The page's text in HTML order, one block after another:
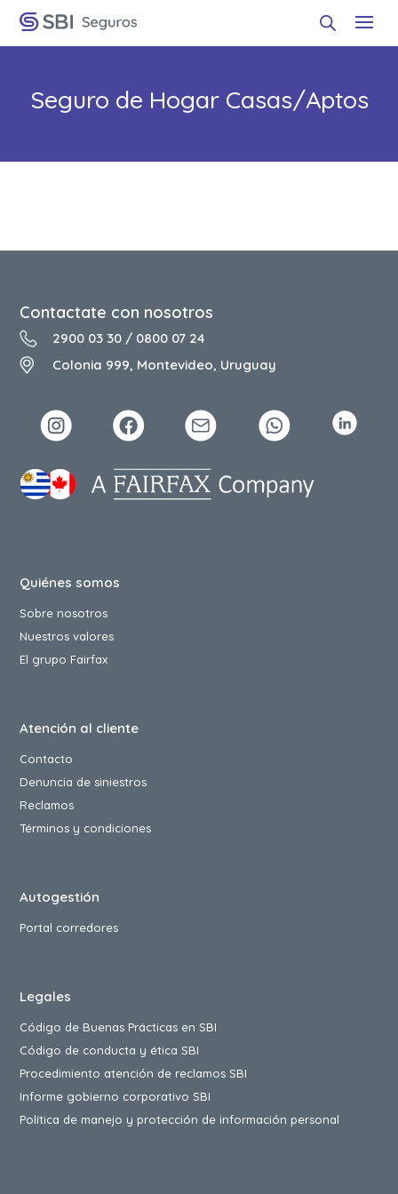
Seguro de Hogar Casas/Aptos
Contactate con nosotros
2900 03 30 / 0800 07 24
Colonia 999, Montevideo, Uruguay
Quiénes somos
Sobre nosotros
Nuestros valores
El grupo Fairfax
Atención al cliente
Contacto
Denuncia de siniestros
Reclamos
Términos y condiciones
Autogestión
Portal corredores
Legales
Código de Buenas Prácticas en SBI
Código de conducta y ética SBI
Procedimiento atención de reclamos SBI
Informe gobierno corporativo SBI
Política de manejo y protección de información personal